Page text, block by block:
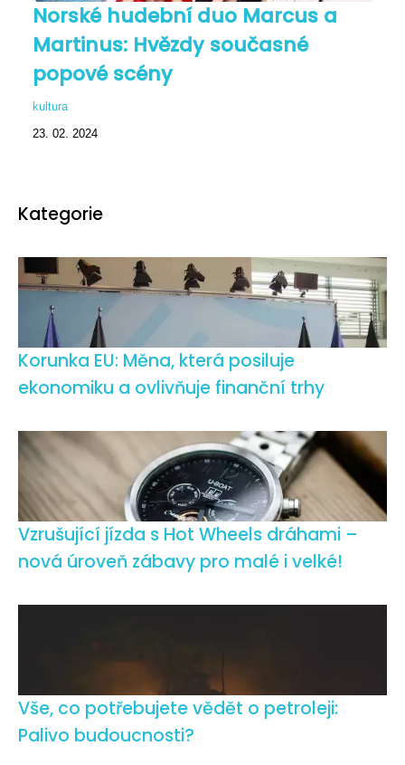
Norské hudební duo Marcus a
Martinus: Hvězdy současné
popové scény
kultura
23. 02. 2024
Kategorie
Korunka EU: Měna, která posiluje
ekonomiku a ovlivňuje finanční trhy
Vzrušující jízda s Hot Wheels dráhami –
nová úroveň zábavy pro malé i velké!
Vše, co potřebujete vědět o petroleji:
Palivo budoucnosti?